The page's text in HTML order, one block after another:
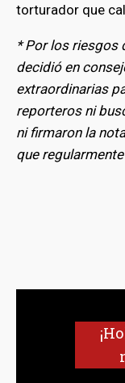
torturador que
* Por los riesgos
decidió en
extraordinarias
reporteros ni
ni firmaron la
que